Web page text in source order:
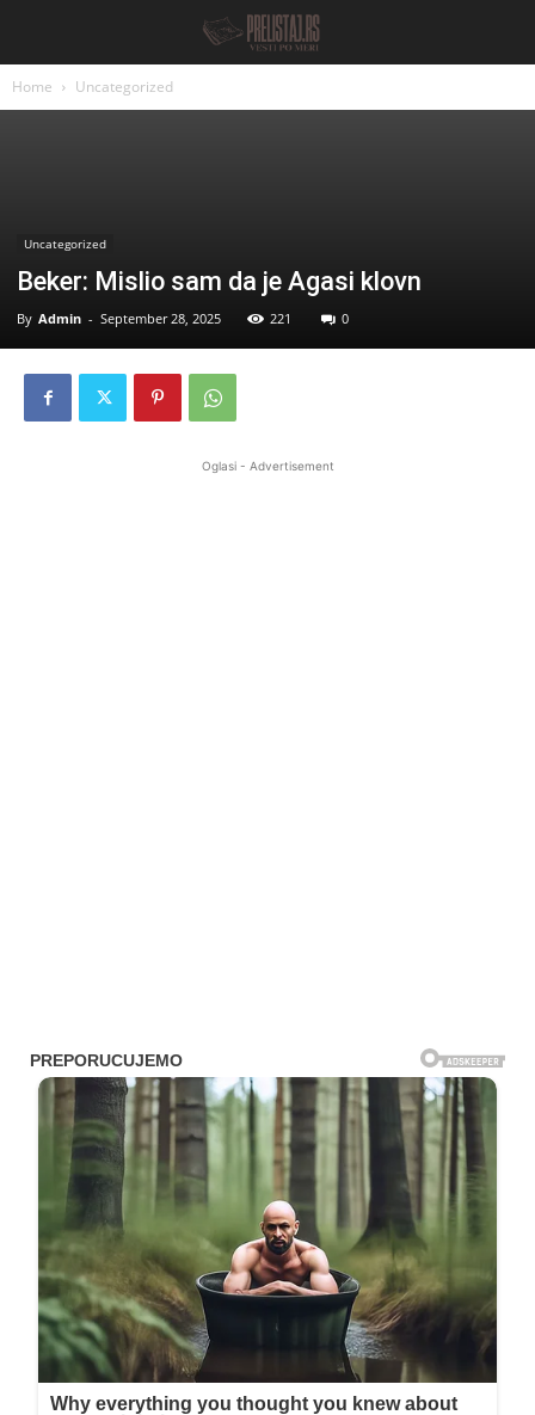
Home Uncategorized
Uncategorized
Beker: Mislio sam da je Agasi klovn
By Admin - September 28, 2025 221 0
Oglasi - Advertisement